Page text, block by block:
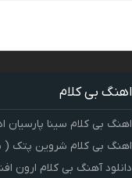
اهنگ بی کلام
اهنگ بی کلام سینا پارسیان
اهنگ بی کلام شروین پتک (
دانلود آهنگ بی کلام ارون